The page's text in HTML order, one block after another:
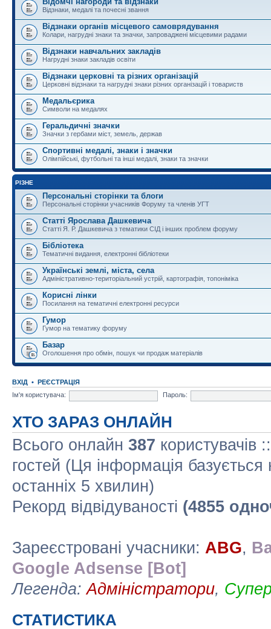
Відзнаки, медалі та почесні звання
Відзнаки органів місцевого самоврядування
Колари, нагрудні знаки та значки, запроваджені місцевими радами
Відзнаки навчальних закладів
Нагрудні знаки закладів освіти
Відзнаки церковні та різних організацій
Церковні відзнаки та нагрудні знаки різних організацій і товариств
Медальєрика
Символи на медалях
Геральдичні значки
Значки з гербами міст, земель, держав
Спортивні медалі, знаки і значки
Олімпійські, футбольні та інші медалі, знаки та значки
РІЗНЕ
Персональні сторінки та блоги
Персональні сторінки учасників Форуму та членів УГТ
Статті Ярослава Дашкевича
Статті Я. Р. Дашкевича з тематики СІД і інших проблем форуму
Бібліотека
Тематичні видання, електронні бібліотеки
Українські землі, міста, села
Адміністративно-територіальний устрій, картографія, топоніміка
Корисні лінки
Посилання на тематичні електронні ресурси
Гумор
Гумор на тематику форуму
Базар
Оголошення про обмін, пошук чи продаж матеріалів
ВХІД • РЕЄСТРАЦІЯ
Ім'я користувача:
Пароль:
ХТО ЗАРАЗ ОНЛАЙН
Всього онлайн 387 користувачів
гостей (Ця інформація базується
останніх 5 хвилин)
Рекорд відвідуваності (4855
Зареєстровані учасники: ABG,
Google Adsense [Bot]
Легенда:Адміністратори,
СТАТИСТИКА